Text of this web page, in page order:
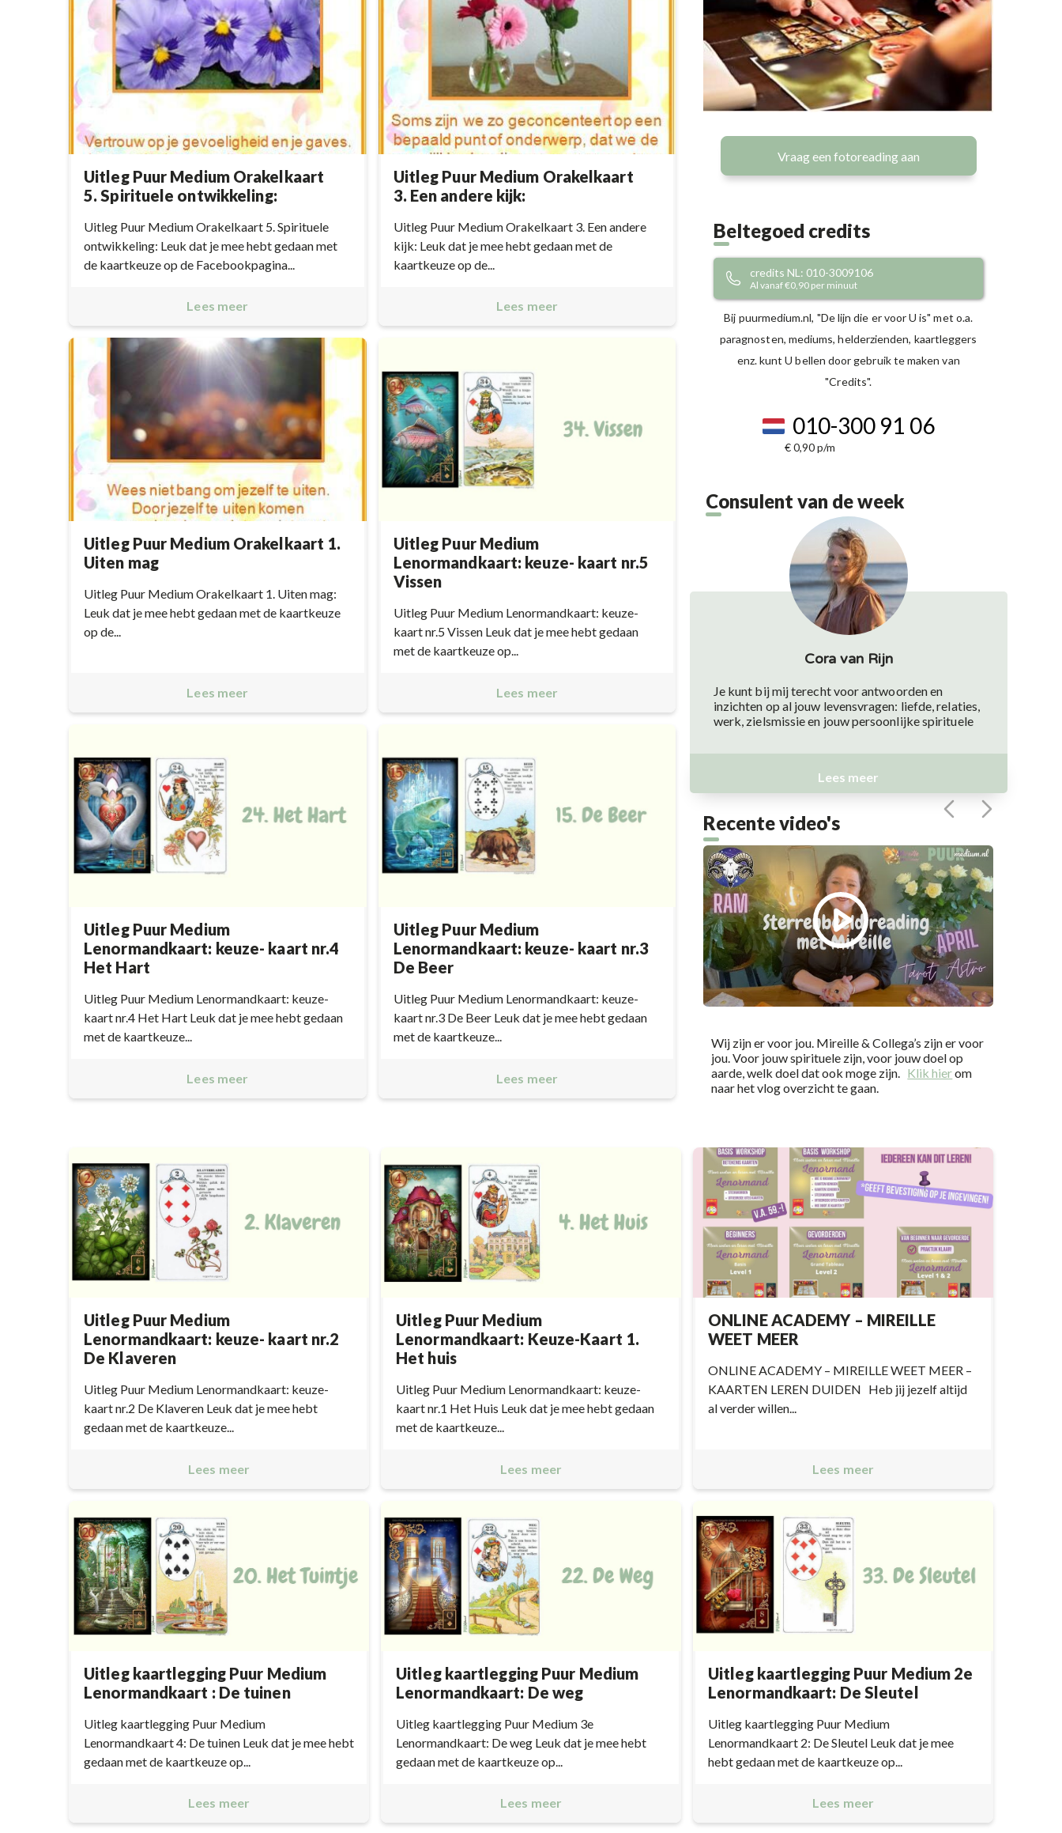
Uitleg Puur Medium Orakelkaart
5. Spirituele ontwikkeling:
Uitleg Puur Medium Orakelkaart 5. Spirituele
ontwikkeling: Leuk dat je mee hebt gedaan met
de kaartkeuze op de Facebookpagina...
Lees meer
Uitleg Puur Medium Orakelkaart
3. Een andere kijk:
Uitleg Puur Medium Orakelkaart 3. Een andere
kijk: Leuk dat je mee hebt gedaan met de
kaartkeuze op de...
Lees meer
Uitleg Puur Medium Orakelkaart 1.
Uiten mag
Uitleg Puur Medium Orakelkaart 1. Uiten mag:
Leuk dat je mee hebt gedaan met de kaartkeuze
op de...
Lees meer
Uitleg Puur Medium
Lenormandkaart: keuze- kaart nr.5
Vissen
Uitleg Puur Medium Lenormandkaart: keuze-
kaart nr.5 Vissen Leuk dat je mee hebt gedaan
met de kaartkeuze op...
Lees meer
Uitleg Puur Medium
Lenormandkaart: keuze- kaart nr.4
Het Hart
Uitleg Puur Medium Lenormandkaart: keuze-
kaart nr.4 Het Hart Leuk dat je mee hebt gedaan
met de kaartkeuze...
Lees meer
Uitleg Puur Medium
Lenormandkaart: keuze- kaart nr.3
De Beer
Uitleg Puur Medium Lenormandkaart: keuze-
kaart nr.3 De Beer Leuk dat je mee hebt gedaan
met de kaartkeuze...
Lees meer
Vraag een fotoreading aan
Beltegoed credits
credits NL: 010-3009106
Al vanaf €0,90 per minuut
Bij puurmedium.nl, "De lijn die er voor U is" met o.a.
paragnosten, mediums, helderzienden, kaartleggers
enz. kunt U bellen door gebruik te maken van
"Credits".
010-300 91 06
€ 0,90 p/m
Consulent van de week
Cora van Rijn
Je kunt bij mij terecht voor antwoorden en
inzichten op al jouw levensvragen: liefde, relaties,
werk, zielsmissie en jouw persoonlijke spirituele
Lees meer
Recente video's
Wij zijn er voor jou. Mireille & Collega’s zijn er voor
jou. Voor jouw spirituele zijn, voor jouw doel op
aarde, welk doel dat ook moge zijn. Klik hierom
naar het vlog overzicht te gaan.
Uitleg Puur Medium
Lenormandkaart: keuze- kaart nr.2
De Klaveren
Uitleg Puur Medium Lenormandkaart: keuze-
kaart nr.2 De Klaveren Leuk dat je mee hebt
gedaan met de kaartkeuze...
Lees meer
Uitleg Puur Medium
Lenormandkaart: Keuze-Kaart 1.
Het huis
Uitleg Puur Medium Lenormandkaart: keuze-
kaart nr.1 Het Huis Leuk dat je mee hebt gedaan
met de kaartkeuze...
Lees meer
ONLINE ACADEMY – MIREILLE
WEET MEER
ONLINE ACADEMY – MIREILLE WEET MEER –
KAARTEN LEREN DUIDEN Heb jij jezelf altijd
al verder willen...
Lees meer
Uitleg kaartlegging Puur Medium
Lenormandkaart : De tuinen
Uitleg kaartlegging Puur Medium
Lenormandkaart 4: De tuinen Leuk dat je mee hebt
gedaan met de kaartkeuze op...
Lees meer
Uitleg kaartlegging Puur Medium
Lenormandkaart: De weg
Uitleg kaartlegging Puur Medium 3e
Lenormandkaart: De weg Leuk dat je mee hebt
gedaan met de kaartkeuze op...
Lees meer
Uitleg kaartlegging Puur Medium 2e
Lenormandkaart: De Sleutel
Uitleg kaartlegging Puur Medium
Lenormandkaart 2: De Sleutel Leuk dat je mee
hebt gedaan met de kaartkeuze op...
Lees meer